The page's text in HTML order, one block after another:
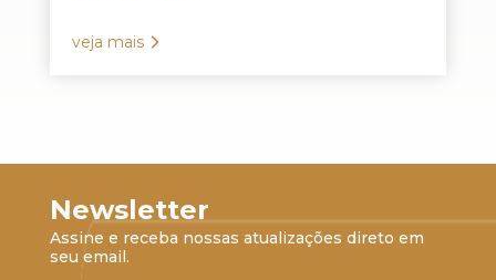
veja mais
Newsletter
Assine e receba nossas atualizações direto em
seu email.